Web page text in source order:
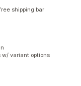
shipping bar
w/ variant options